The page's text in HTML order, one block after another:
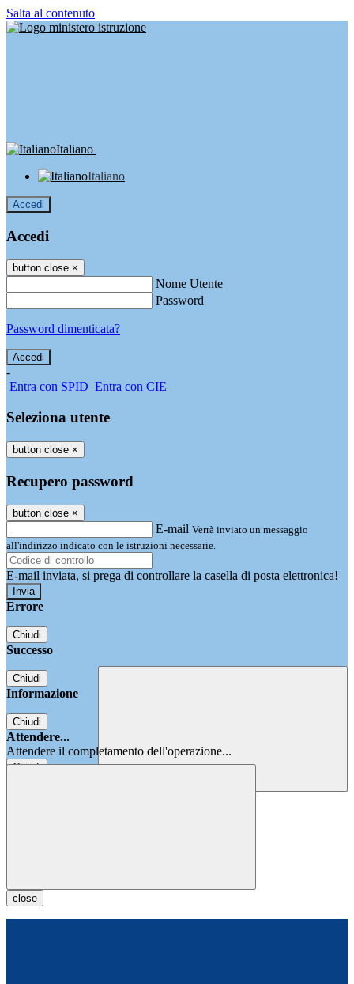
Salta al contenuto
Italiano
Italiano
Accedi
Accedi
button close ×
Nome Utente
Password
Password dimenticata?
-
Entra con SPID Entra con CIE
Seleziona utente
button close ×
Recupero password
button close ×
E-mail Verrà inviato un messaggio
all'indirizzo indicato con le istruzioni necessarie.
E-mail inviata, si prega di controllare la casella di posta elettronica!
Errore
Chiudi
Successo
Chiudi
Informazione
Chiudi
Attendere...
Attendere il completamento dell'operazione...
Chiudi
close